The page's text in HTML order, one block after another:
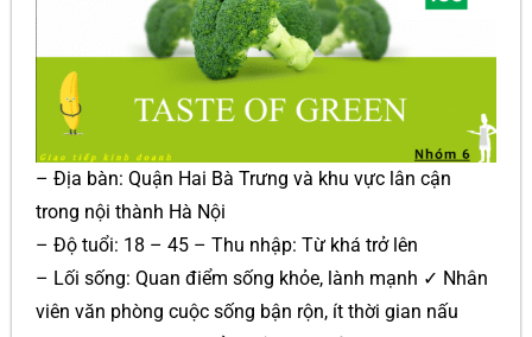
– Địa bàn: Quận Hai Bà Trưng và khu vực lân cận
trong nội thành Hà Nội
– Độ tuổi: 18 – 45 – Thu nhập: Từ khá trở lên
– Lối sống: Quan điểm sống khỏe, lành mạnh ✓ Nhân
viên văn phòng cuộc sống bận rộn, ít thời gian nấu